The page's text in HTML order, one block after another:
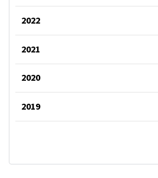
2022
2021
2020
2019